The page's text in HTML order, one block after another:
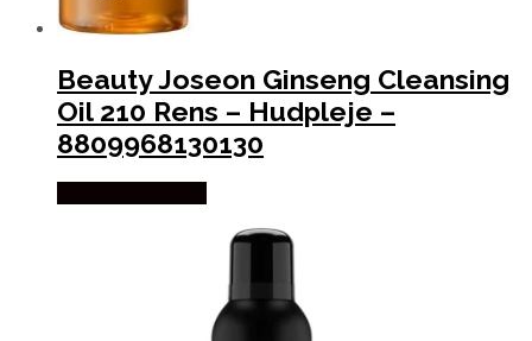
Beauty Joseon Ginseng Cleansing
Oil 210 Rens – Hudpleje –
8809968130130